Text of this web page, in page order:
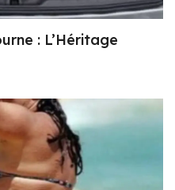
: L’Héritage